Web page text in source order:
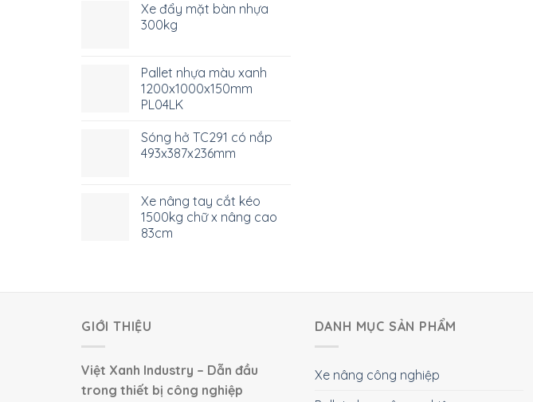
Xe đẩy mặt bàn nhựa
300kg
Pallet nhựa màu xanh
1200x1000x150mm
PL04LK
Sóng hở TC291 có nắp
493x387x236mm
Xe nâng tay cắt kéo
1500kg chữ x nâng cao
83cm
GIỚI THIỆU
Việt Xanh Industry – Dẫn đầu
trong thiết bị công nghiệp
DANH MỤC SẢN PHẨM
Xe nâng công nghiệp